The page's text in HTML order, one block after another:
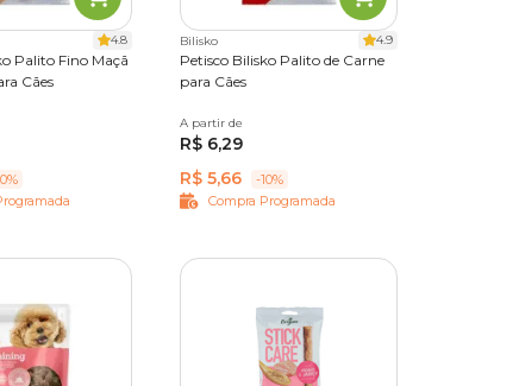
4.8
Palito Fino Maçã
Cães
Bilisko 4.9
Petisco Bilisko Palito de Carne
para Cães
65g 500g
A partir de
R$ 6,29
R$ 5,66
-10%
Compra Programada